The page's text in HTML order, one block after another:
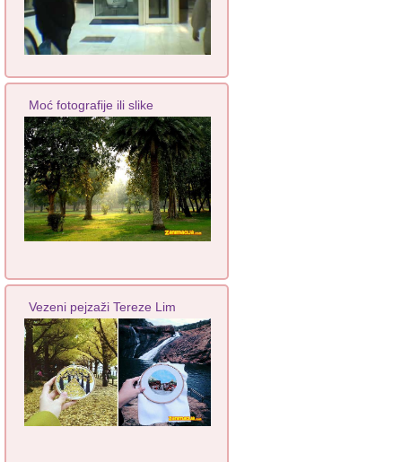
Moć fotografije ili slike
Vezeni pejzaži Tereze Lim